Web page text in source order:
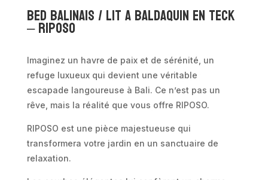
Bed Balinais / Lit a baldaquin en teck
– Riposo
Imaginez un havre de paix et de sérénité, un
refuge luxueux qui devient une véritable
escapade langoureuse à Bali. Ce n’est pas un
rêve, mais la réalité que vous offre RIPOSO.
RIPOSO est une pièce majestueuse qui
transformera votre jardin en un sanctuaire de
relaxation.